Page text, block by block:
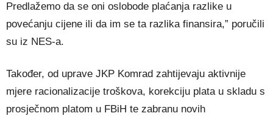
Predlažemo da se oni oslobode plaćanja razlike u
povećanju cijene ili da im se ta razlika finansira,” poručili
su iz NES-a.
Također, od uprave JKP Komrad zahtijevaju aktivnije
mjere racionalizacije troškova, korekciju plata u skladu s
prosječnom platom u FBiH te zabranu novih